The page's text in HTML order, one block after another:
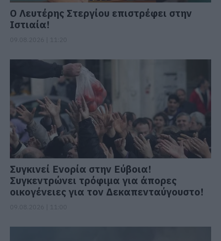
Ο Λευτέρης Στεργίου επιστρέφει στην
Ιστιαία!
Συγκινεί Ενορία στην Εύβοια!
Συγκεντρώνει τρόφιμα για άπορες
οικογένειες για τον Δεκαπενταύγουστο!